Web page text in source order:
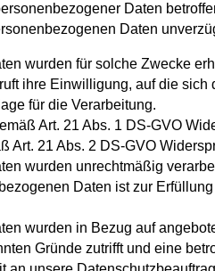
Daten
Daten
wurden für solche Zwecke
ihre Einwilligung, auf die
für die Verarbeitung.
Art. 21 Abs. 1 DS-GVO
Art. 21 Abs. 2 DS-GVO
wurden unrechtmäßig
Daten ist zur
wurden in Bezug auf
Gründe zutrifft und eine